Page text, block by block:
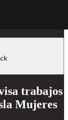
trabajos
Mujeres